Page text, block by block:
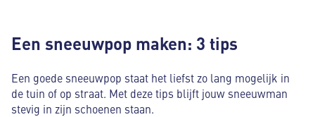
Een sneeuwpop maken: 3 tips
Een goede sneeuwpop staat het liefst zo lang mogelijk in
de tuin of op straat. Met deze tips blijft jouw sneeuwman
stevig in zijn schoenen staan.